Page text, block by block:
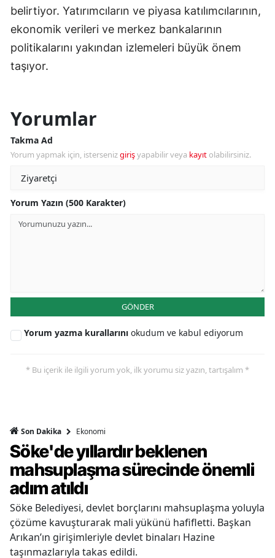
belirtiyor. Yatırımcıların ve piyasa katılımcılarının,
ekonomik verileri ve merkez bankalarının
politikalarını yakından izlemeleri büyük önem
taşıyor.
Yorumlar
Takma Ad
Yorum yapmak için, istersenizgirişyapabilir veya kayıt olabilirsiniz.
Yorum Yazın (500 Karakter)
GÖNDER
Yorum yazma kurallarını okudum ve kabul ediyorum
* Bu içerik ile ilgili yorum yok, ilk yorumu siz yazın, tartışalım *
Son Dakika Ekonomi
Söke'de yıllardır beklenen
mahsuplaşma sürecinde önemli
adım atıldı
Söke Belediyesi, devlet borçlarını mahsuplaşma yoluyla
çözüme kavuşturarak mali yükünü hafifletti. Başkan
Arıkan’ın girişimleriyle devlet binaları Hazine
taşınmazlarıyla takas edildi.